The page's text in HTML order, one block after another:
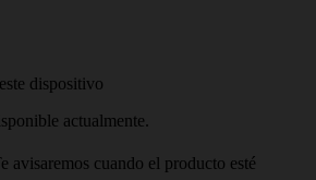
dispositivo
actualmente.
avisaremos cuando el producto esté